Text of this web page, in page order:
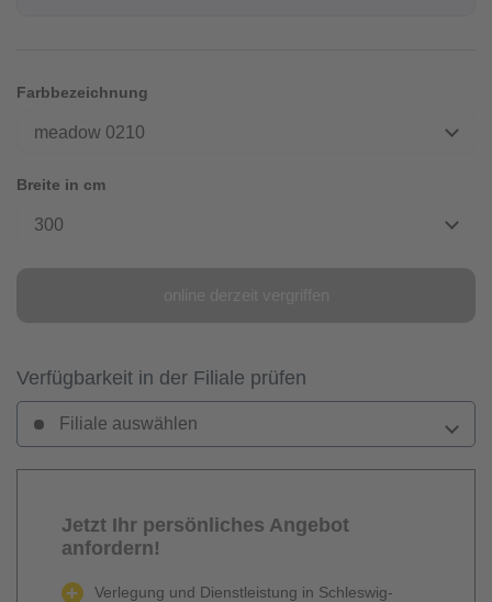
Farbbezeichnung
meadow 0210
Breite in cm
300
Verfügbarkeit in der Filiale prüfen
Filiale auswählen
Jetzt Ihr persönliches Angebot
anfordern!
Verlegung und Dienstleistung in Schleswig-